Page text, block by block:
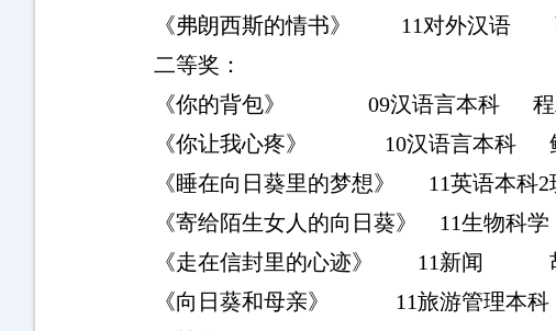
《弗朗西斯的情书》
11对外汉语
二等奖：
《你的背包》
09汉语言本科
《你让我心疼》
10汉语言本科
《睡在向日葵里的梦想》
11英语本科2
《寄给陌生女人的向日葵》
11生物科学
《走在信封里的心迹》
11新闻
《向日葵和母亲》
11旅游管理本科